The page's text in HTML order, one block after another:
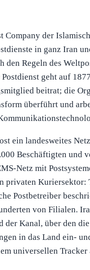
Company der
in ganz Iran
den Regeln des
geht auf
beitrat; die
überführt und
ein landesweites
Beschäftigten und
Netz mit
privaten Kuriersektor:
Postbetreiber
von Filialen.
Kanal, über den
in das Land ein-
universellen Tracker